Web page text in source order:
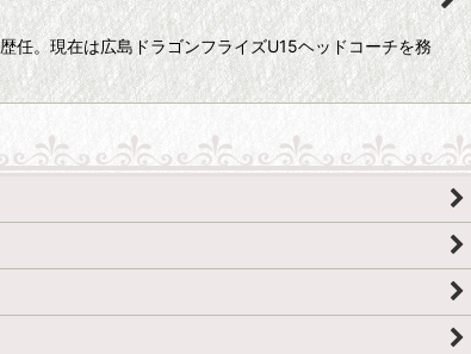
任。現在は広島ドラゴンフライズU15ヘッドコーチを務